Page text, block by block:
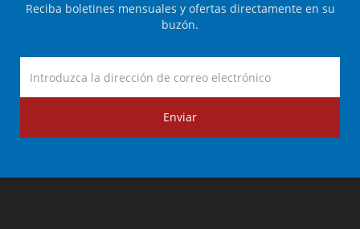
Reciba boletines mensuales y ofertas directamente en su
buzón.
Enviar